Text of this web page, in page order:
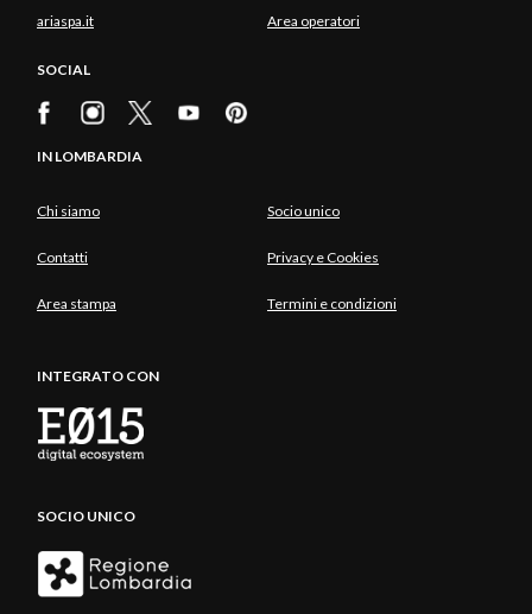
ariaspa.it Area operatori
SOCIAL
IN LOMBARDIA
Chi siamo Socio unico
Contatti Privacy e Cookies
Area stampa Termini e condizioni
INTEGRATO CON
SOCIO UNICO